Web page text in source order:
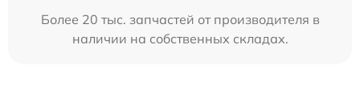
Более 20 тыс. запчастей от производителя в
наличии на собственных складах.